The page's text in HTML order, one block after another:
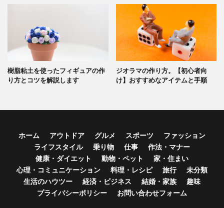
樹脂粘土を使ったフィギュアの作
り方とコツを解説します
ジオラマの作り方。【初心者向
け】おすすめなアイテムと手順
ホーム アウトドア グルメ スポーツ
ファッション
ライフスタイル
乗り物 仕事
作法・マナー
健康・ダイエット
動物・ペット
家・住まい
心理・コミュニケーション
料理・レシピ 旅行
未分類
生活のハウツー
経済・ビジネス 結婚・家族
趣味
プライバシーポリシー
お問い合わせフォーム